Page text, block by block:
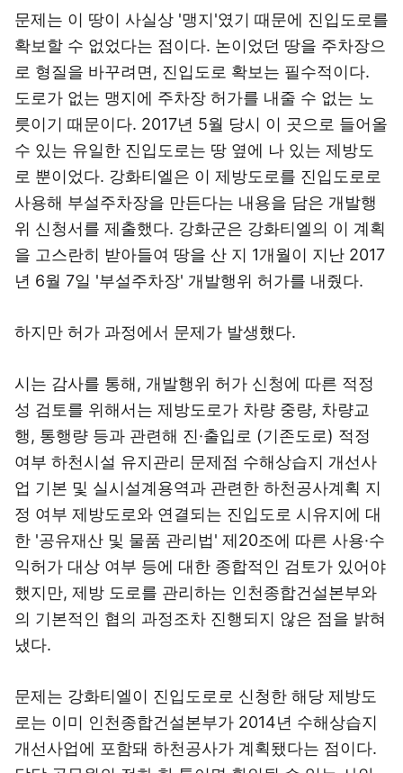
문제는 이 땅이 사실상 '맹지'였기 때문에 진입도로를
확보할 수 없었다는 점이다. 논이었던 땅을 주차장으
로 형질을 바꾸려면, 진입도로 확보는 필수적이다.
도로가 없는 맹지에 주차장 허가를 내줄 수 없는 노
릇이기 때문이다. 2017년 5월 당시 이 곳으로 들어올
수 있는 유일한 진입도로는 땅 옆에 나 있는 제방도
로 뿐이었다. 강화티엘은 이 제방도로를 진입도로로
사용해 부설주차장을 만든다는 내용을 담은 개발행
위 신청서를 제출했다. 강화군은 강화티엘의 이 계획
을 고스란히 받아들여 땅을 산 지 1개월이 지난 2017
년 6월 7일 '부설주차장' 개발행위 허가를 내줬다.
하지만 허가 과정에서 문제가 발생했다.
시는 감사를 통해, 개발행위 허가 신청에 따른 적정
성 검토를 위해서는 제방도로가 차량 중량, 차량교
행, 통행량 등과 관련해 진·출입로 (기존도로) 적정
여부 하천시설 유지관리 문제점 수해상습지 개선사
업 기본 및 실시설계용역과 관련한 하천공사계획 지
정 여부 제방도로와 연결되는 진입도로 시유지에 대
한 '공유재산 및 물품 관리법' 제20조에 따른 사용·수
익허가 대상 여부 등에 대한 종합적인 검토가 있어야
했지만, 제방 도로를 관리하는 인천종합건설본부와
의 기본적인 협의 과정조차 진행되지 않은 점을 밝혀
냈다.
문제는 강화티엘이 진입도로로 신청한 해당 제방도
로는 이미 인천종합건설본부가 2014년 수해상습지
개선사업에 포함돼 하천공사가 계획됐다는 점이다.